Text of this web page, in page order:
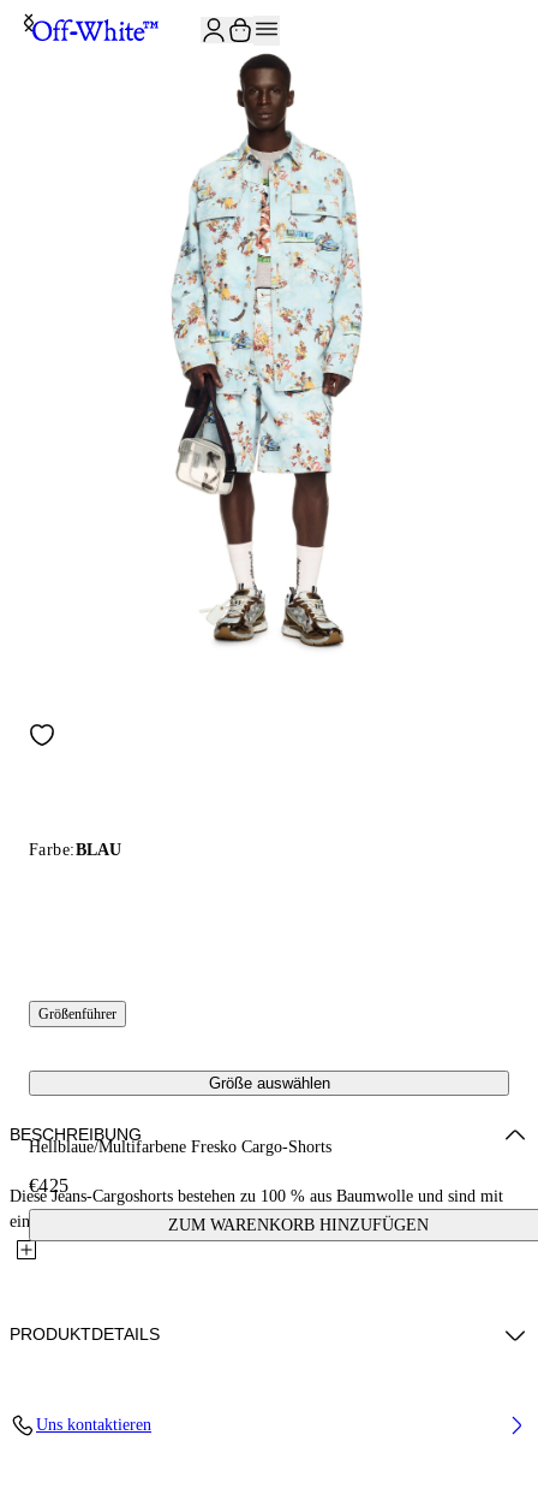
Farbe:BLAU
Größenführer
Größe auswählen
Hellblaue/Multifarbene Fresko Cargo-Shorts
€425
ZUM WARENKORB HINZUFÜGEN
BESCHREIBUNG
Diese Jeans-Cargoshorts bestehen zu 100 % aus Baumwolle und sind mit
einem auffälligen Allover-Fresko-Print verziert, der Engel...
PRODUKTDETAILS
WAIST: 27“ (70 CM) HIPS: 35” (89 CM)
Uns kontaktieren